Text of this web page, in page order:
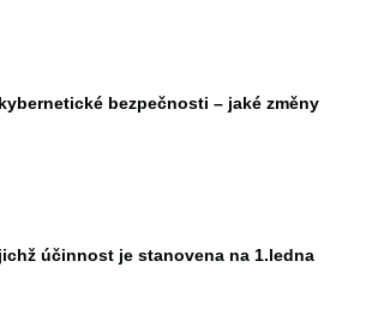
bezpečnosti – jaké změny
účinnost je stanovena na 1.ledna